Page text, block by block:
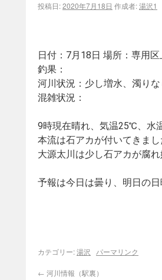
投稿日:2020年7月18日 作成者:湯沢1
日付：7月18日 場所：専用
釣果：
河川状況：少し増水、濁りな
混雑状況：
9時現在晴れ、気温25℃、水
本流は石アカが付いてきまし
大源太川は少し石アカが腐れ
予報は今日は曇り、明日の
カテゴリー:湯沢 パーマリンク
← 河川情報（駅裏）